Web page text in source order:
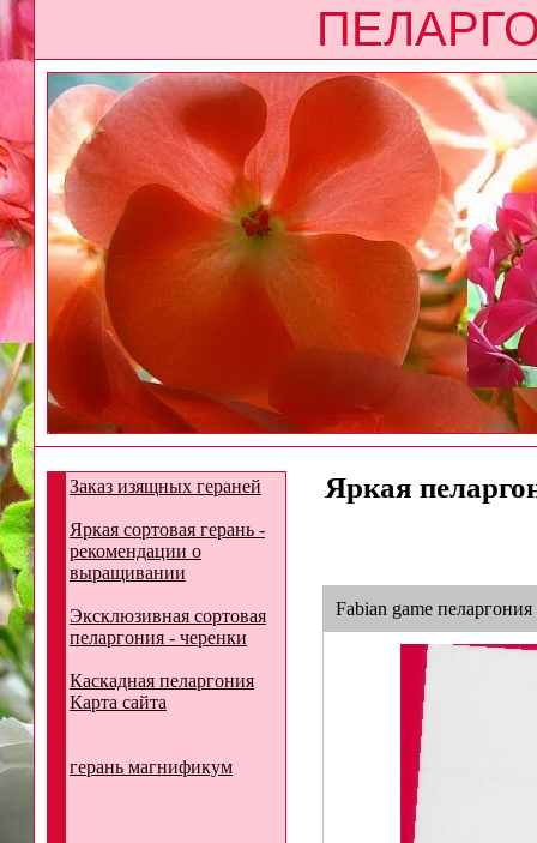
Заказ изящных гераней
Яркая сортовая герань -
рекомендации о
выращивании
Эксклюзивная сортовая
пеларгония - черенки
Каскадная пеларгония
Карта сайта
герань магнификум
Яркая
Fabian game пеларгония